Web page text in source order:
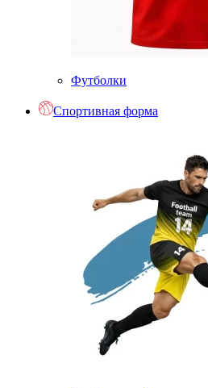
Футболки
Спортивная форма